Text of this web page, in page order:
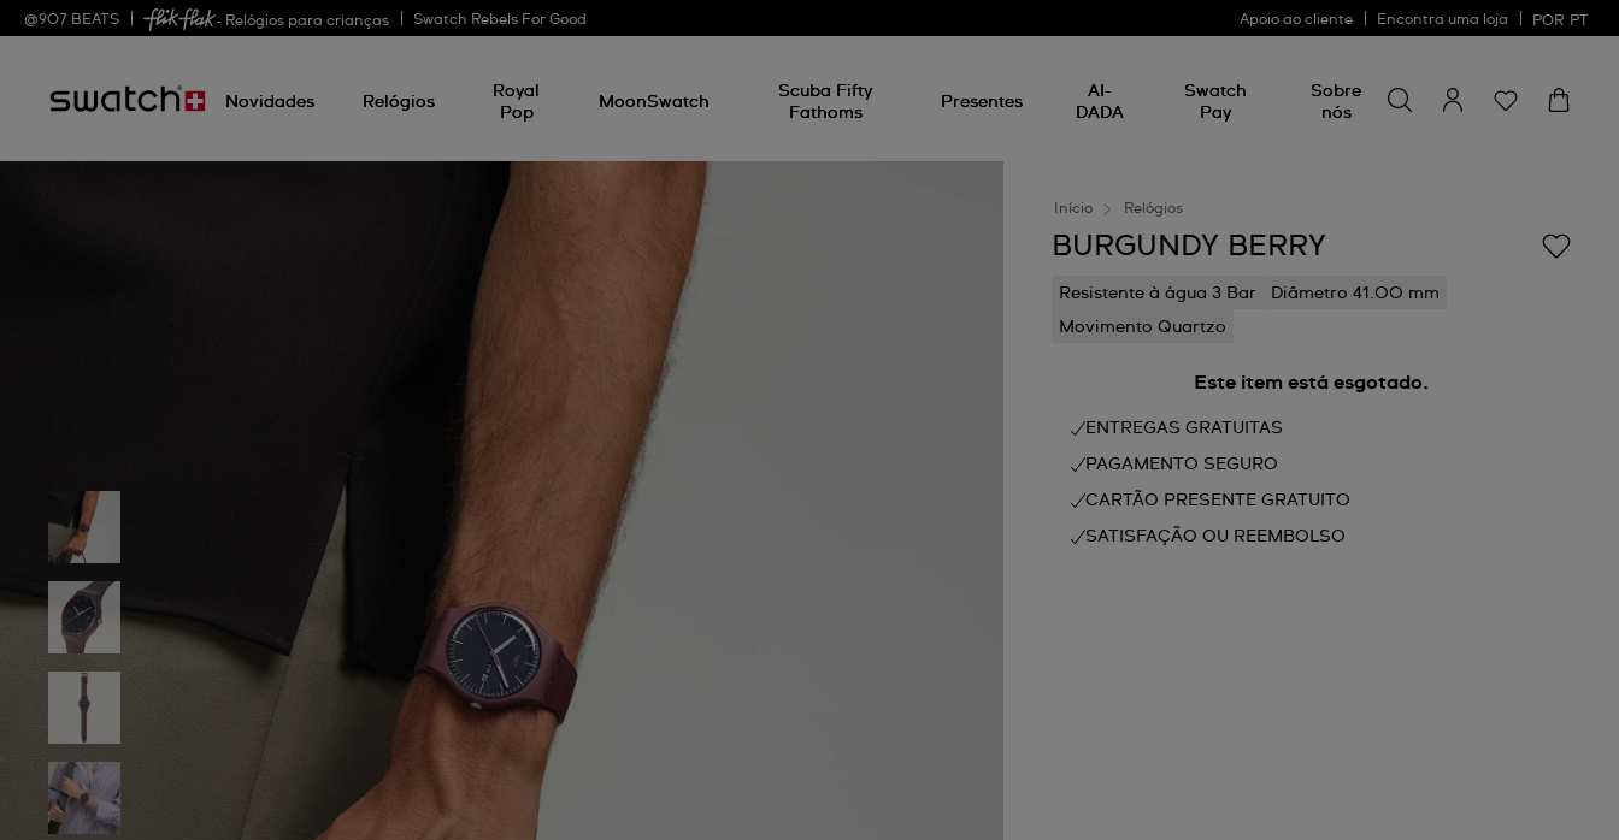
@907 BEATS - Relógios para crianças Swatch Rebels For Good Apoio ao cliente Encontra uma loja POR PT
Novidades Relógios
Royal
Pop
MoonSwatch
Scuba Fifty
Fathoms
Presentes
AI-
DADA
Swatch
Pay
Sobre
nós
por
algo
Início Relógios
BURGUNDY BERRY
Resistente à água 3 Bar
Diâmetro 41.00 mm
Movimento Quartzo
Este item está esgotado.
ENTREGAS GRATUITAS
PAGAMENTO SEGURO
CARTÃO PRESENTE GRATUITO
SATISFAÇÃO OU REEMBOLSO